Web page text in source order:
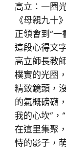
高立：一圈
《母親九十
正領會到“
這段心得文
高立師長教
樸實的光圈
精致鏡頭，
的氣概磅礴
我的心坎”
在這里集聚
恃的影子，